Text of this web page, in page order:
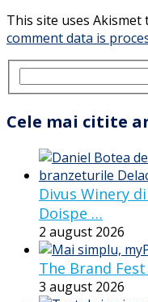
This site uses Akismet
comment data is
Cele mai citite
Divus Winery
Doispe …
2 august 2026
The Brand
3 august 2026